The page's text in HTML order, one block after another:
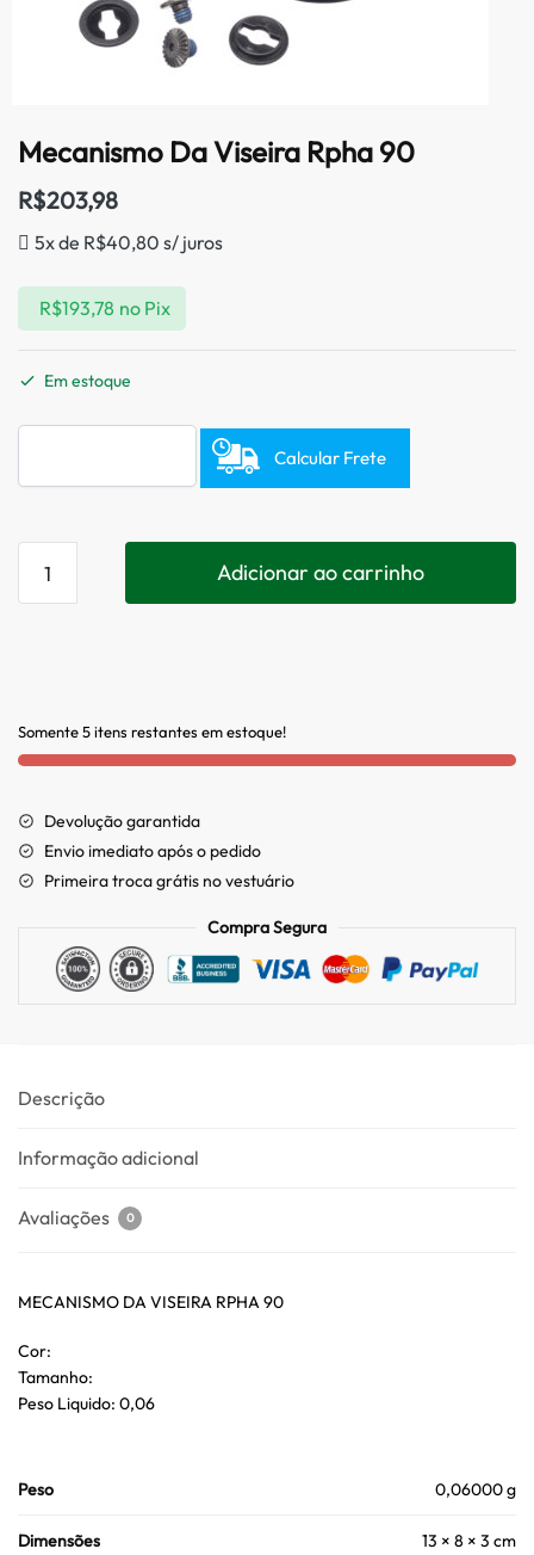
Mecanismo Da Viseira Rpha 90
R$203,98
5x de R$40,80 s/ juros
R$193,78 no Pix
Em estoque
Calcular Frete
Adicionar ao carrinho
Somente 5 itens restantes em estoque!
Devolução garantida
Envio imediato após o pedido
Primeira troca grátis no vestuário
Compra Segura
Descrição
Informação adicional
Avaliações 0
MECANISMO DA VISEIRA RPHA 90
Cor:
Tamanho:
Peso Liquido: 0,06
Peso 0,06000 g
Dimensões 13 × 8 × 3 cm